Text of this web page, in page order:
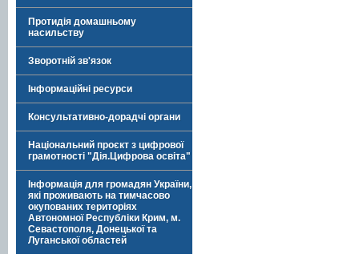
Протидія домашньому
насильству
Зворотній зв'язок
Інформаційні ресурси
Консультативно-дорадчі органи
Національний проєкт з цифрової
грамотності "Дія.Цифрова освіта"
Інформація для громадян України,
які проживають на тимчасово
окупованих територіях
Автономної Республіки Крим, м.
Севастополя, Донецької та
Луганської областей